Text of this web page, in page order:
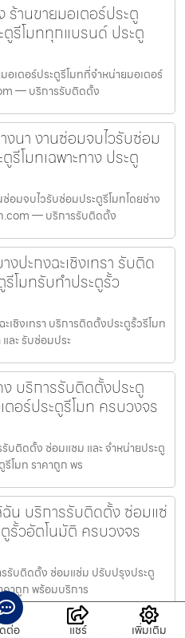
ร้านขายมอเตอร์ประตู
ตูรีโมททุกแบรนด์ ประตู
อเตอร์ประตูรีโมทที่จำหน่ายมอเตอร์
— บริการรับติดตั้ง
งนา งานซ่อมจบไวรับซ่อม
รีโมทเฉพาะทาง ประตู
อมจบไวรับซ่อมประตูรีโมทโดยช่าง
ท.com — บริการรับติดตั้ง
ปะกงฉะเชิงเทรา รับติด
โมทรับทำประตูรั้ว
ชิงเทรา บริการติดตั้งประตูรั้วรีโมท
ละ รับซ่อมประ
บริการรับติดตั้งประตู
อร์ประตูรีโมท ครบวงจร
บติดตั้ง ซ่อมแซม และ จำหน่ายประตู
โมท ราคาถูก พร
ฉัน บริการรับติดตั้ง ซ่อมแซ่
รั้วอัตโนมัติ ครบวงจร
รรับติดตั้ง ซ่อมแซ่ม ปรับปรุงประตู
คาถูก พร้อมบริการ
ต่อ แชร์ เพิ่มเติม